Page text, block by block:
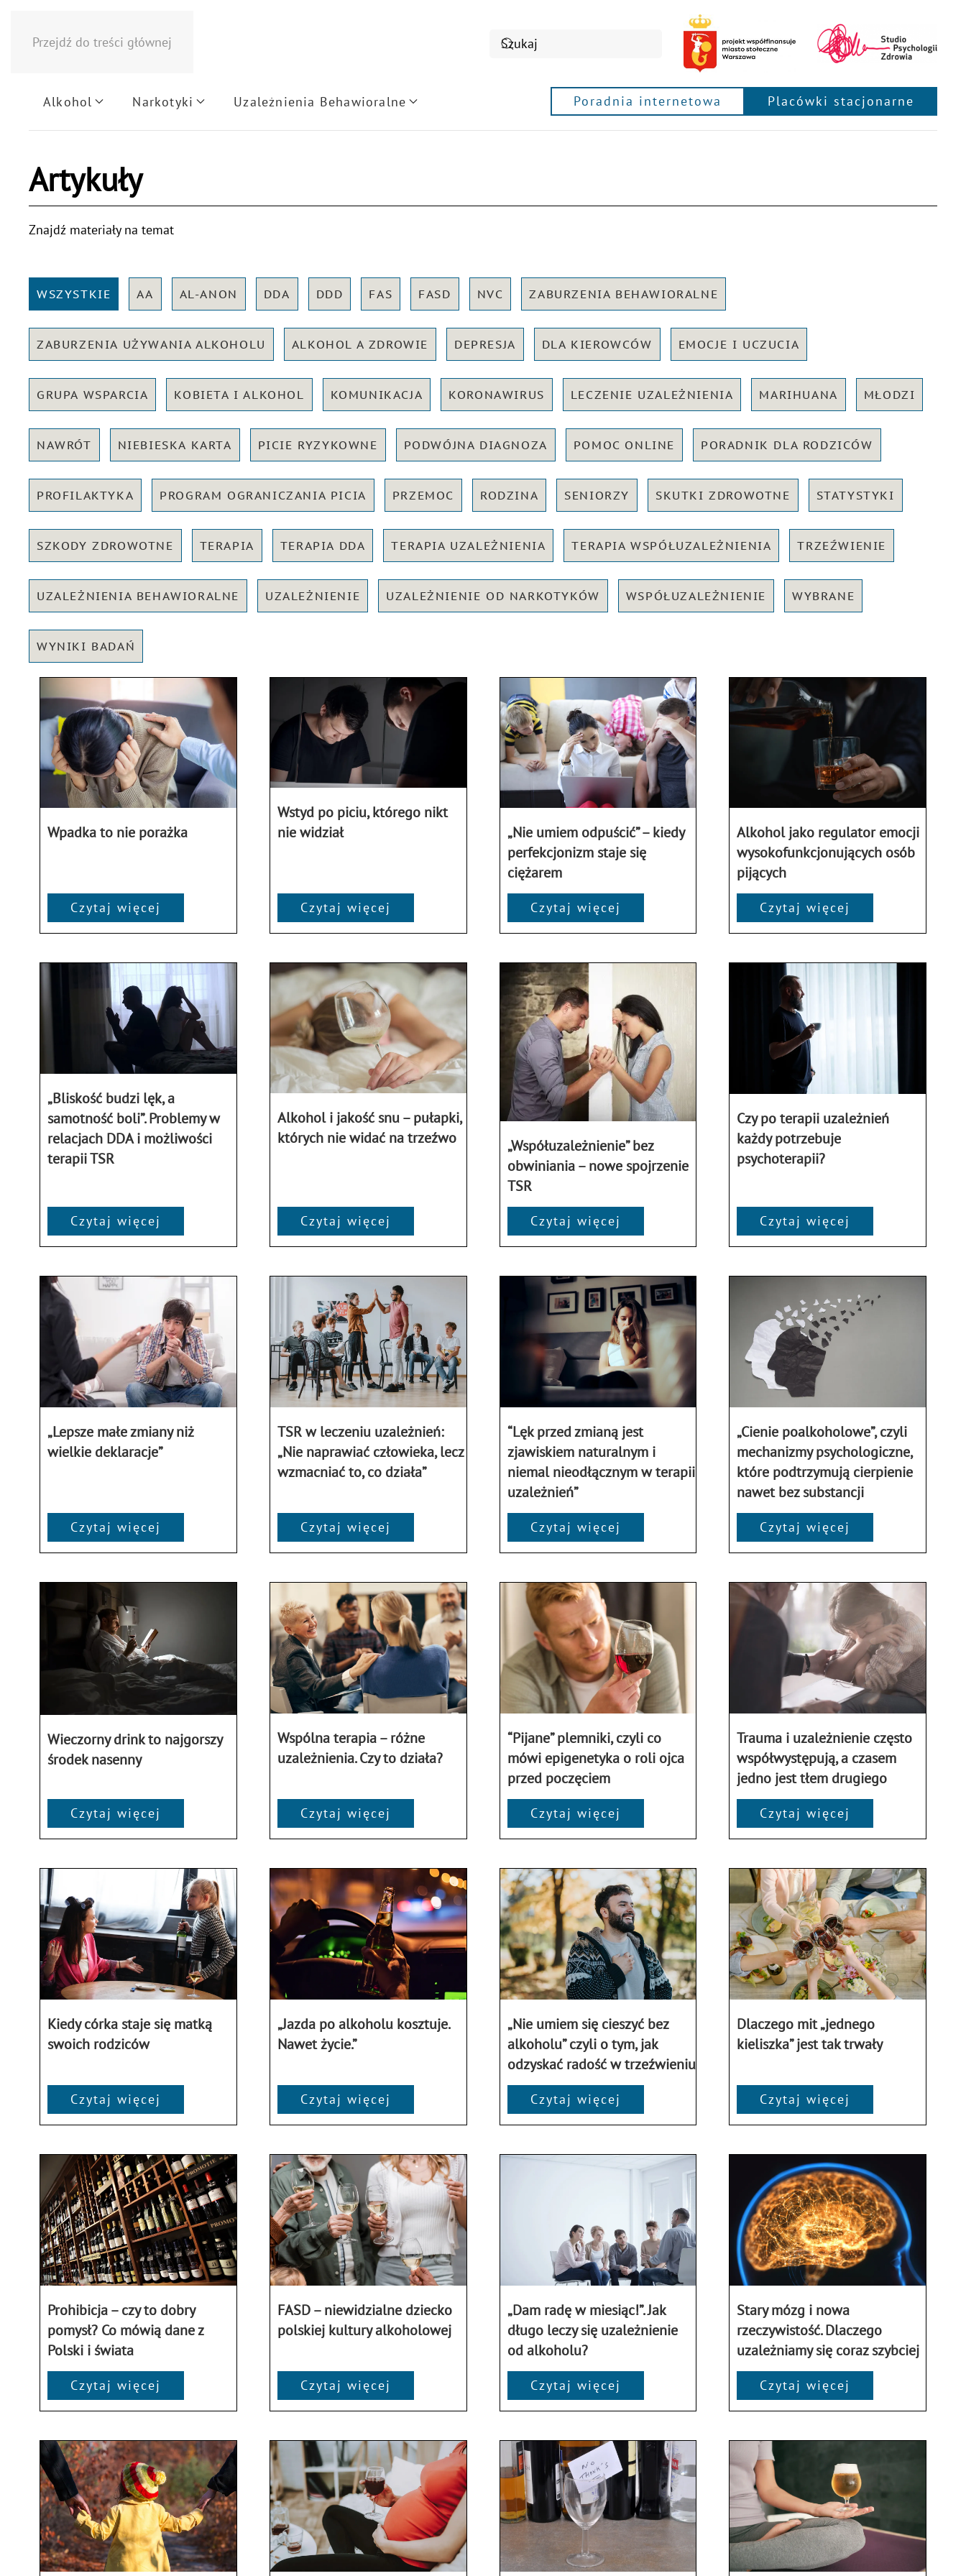
Przejdź do treści głównej
Alkohol Narkotyki Uzależnienia Behawioralne Poradnia internetowa Placówki stacjonarne
Artykuły
Znajdź materiały na temat
WSZYSTKIE AA AL-ANON DDA DDD FAS FASD NVC ZABURZENIA BEHAWIORALNE
ZABURZENIA UŻYWANIA ALKOHOLU ALKOHOL A ZDROWIE DEPRESJA DLA KIEROWCÓW EMOCJE I UCZUCIA
GRUPA WSPARCIA KOBIETA I ALKOHOL KOMUNIKACJA KORONAWIRUS LECZENIE UZALEŻNIENIA MARIHUANA MŁODZI
NAWRÓT NIEBIESKA KARTA PICIE RYZYKOWNE PODWÓJNA DIAGNOZA POMOC ONLINE PORADNIK DLA RODZICÓW
PROFILAKTYKA PROGRAM OGRANICZANIA PICIA PRZEMOC RODZINA SENIORZY SKUTKI ZDROWOTNE STATYSTYKI
SZKODY ZDROWOTNE TERAPIA TERAPIA DDA TERAPIA UZALEŻNIENIA TERAPIA WSPÓŁUZALEŻNIENIA TRZEŹWIENIE
UZALEŻNIENIA BEHAWIORALNE UZALEŻNIENIE UZALEŻNIENIE OD NARKOTYKÓW WSPÓŁUZALEŻNIENIE WYBRANE
WYNIKI BADAŃ
Wpadka to nie porażka
Czytaj więcej
Wstyd po piciu, którego nikt
nie widział
Czytaj więcej
„Nie umiem odpuścić” – kiedy
perfekcjonizm staje się
ciężarem
Czytaj więcej
Alkohol jako regulator emocji
wysokofunkcjonujących osób
pijących
Czytaj więcej
„Bliskość budzi lęk, a
samotność boli”. Problemy w
relacjach DDA i możliwości
terapii TSR
Czytaj więcej
Alkohol i jakość snu – pułapki,
których nie widać na trzeźwo
Czytaj więcej
„Współuzależnienie” bez
obwiniania – nowe spojrzenie
TSR
Czytaj więcej
Czy po terapii uzależnień
każdy potrzebuje
psychoterapii?
Czytaj więcej
„Lepsze małe zmiany niż
wielkie deklaracje”
Czytaj więcej
TSR w leczeniu uzależnień:
„Nie naprawiać człowieka, lecz
wzmacniać to, co działa”
Czytaj więcej
“Lęk przed zmianą jest
zjawiskiem naturalnym i
niemal nieodłącznym w terapii
uzależnień”
Czytaj więcej
„Cienie poalkoholowe”, czyli
mechanizmy psychologiczne,
które podtrzymują cierpienie
nawet bez substancji
Czytaj więcej
Wieczorny drink to najgorszy
środek nasenny
Czytaj więcej
Wspólna terapia – różne
uzależnienia. Czy to działa?
Czytaj więcej
“Pijane” plemniki, czyli co
mówi epigenetyka o roli ojca
przed poczęciem
Czytaj więcej
Trauma i uzależnienie często
współwystępują, a czasem
jedno jest tłem drugiego
Czytaj więcej
Kiedy córka staje się matką
swoich rodziców
Czytaj więcej
„Jazda po alkoholu kosztuje.
Nawet życie.”
Czytaj więcej
„Nie umiem się cieszyć bez
alkoholu” czyli o tym, jak
odzyskać radość w trzeźwieniu
Czytaj więcej
Dlaczego mit „jednego
kieliszka” jest tak trwały
Czytaj więcej
Prohibicja – czy to dobry
pomysł? Co mówią dane z
Polski i świata
Czytaj więcej
FASD – niewidzialne dziecko
polskiej kultury alkoholowej
Czytaj więcej
„Dam radę w miesiąc!”. Jak
długo leczy się uzależnienie
od alkoholu?
Czytaj więcej
Stary mózg i nowa
rzeczywistość. Dlaczego
uzależniamy się coraz szybciej
Czytaj więcej